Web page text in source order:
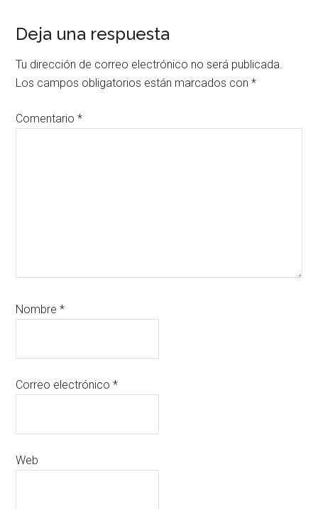
Interacciones
con
los
lectores
Deja una respuesta
Tu dirección de correo electrónico no será publicada.
Los campos obligatorios están marcados con*
Comentario*
Nombre*
Correo electrónico*
Web